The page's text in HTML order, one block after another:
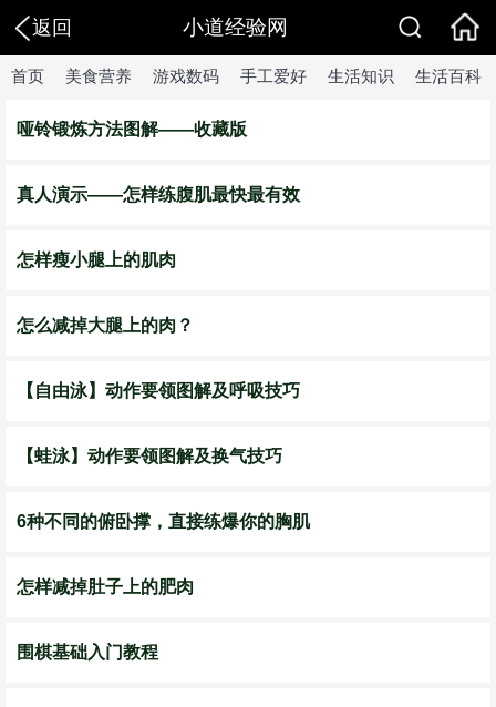
返回 小道经验网
首页 美食营养 游戏数码 手工爱好 生活知识 生活百科
哑铃锻炼方法图解——收藏版
真人演示——怎样练腹肌最快最有效
怎样瘦小腿上的肌肉
怎么减掉大腿上的肉？
【自由泳】动作要领图解及呼吸技巧
【蛙泳】动作要领图解及换气技巧
6种不同的俯卧撑，直接练爆你的胸肌
怎样减掉肚子上的肥肉
围棋基础入门教程